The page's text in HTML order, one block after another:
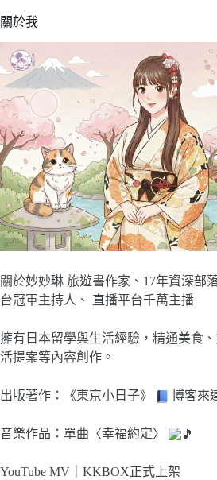
關於我
關於妙妙琳 旅遊書作家、17年資深部
台冠軍主持人、 直播平台千萬主播
擁有日本留學與生活經驗，精通美食
活提案等內容創作。
出版著作：《東京小日子》 博客來
音樂作品：單曲〈幸福約定〉
YouTube MV｜ KKBOX正式上架